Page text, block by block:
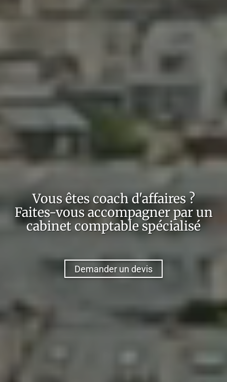
Vous êtescoach d'affaires?
Faites-vous accompagner par un
cabinet comptable spécialisé
Demander un devis